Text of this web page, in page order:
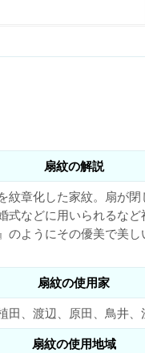
扇紋の解説
紋章化した家紋。扇が
式などに用いられるな
のようにその優美で美
扇紋の使用家
田、渡辺、原田、鳥井、
扇紋の使用地域